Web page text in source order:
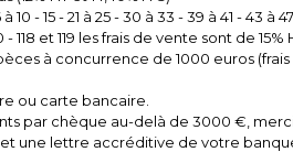
10 - 15 - 21 à 25 - 30 à 33 - 39 à 41 - 43 à
- 118 et 119 les frais de vente sont de 15%
à concurrence de 1000 euros (frais
ou carte bancaire.
par chèque au-delà de 3000 €,
une lettre accréditive de votre